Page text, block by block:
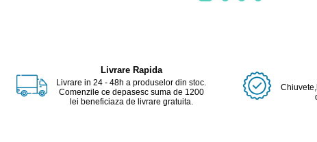
Livrare Rapida
Livrare in 24 - 48h a produselor din stoc.
Comenzile ce depasesc suma de 1200
lei beneficiaza de livrare gratuita.